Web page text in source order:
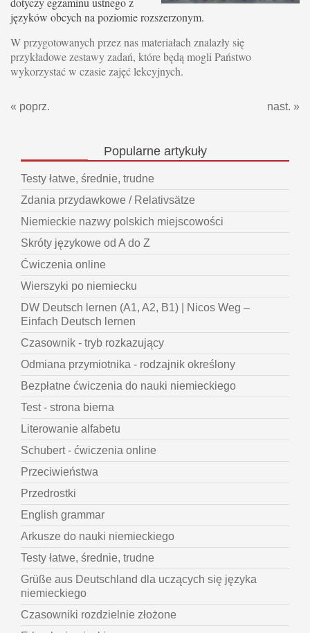
języków obcych na poziomie rozszerzonym.
W przygotowanych przez nas materiałach znalazły się
przykładowe zestawy zadań, które będą mogli Państwo
wykorzystać w czasie zajęć lekcyjnych.
« poprz. nast. »
Popularneartykuły
Testy łatwe, średnie, trudne
Zdania przydawkowe / Relativsätze
Niemieckie nazwy polskich miejscowości
Skróty językowe od A do Z
Ćwiczenia online
Wierszyki po niemiecku
DW Deutsch lernen (A1, A2, B1) | Nicos Weg –
Einfach Deutsch lernen
Czasownik - tryb rozkazujący
Odmiana przymiotnika - rodzajnik określony
Bezpłatne ćwiczenia do nauki niemieckiego
Test - strona bierna
Literowanie alfabetu
Schubert - ćwiczenia online
Przeciwieństwa
Przedrostki
English grammar
Arkusze do nauki niemieckiego
Testy łatwe, średnie, trudne
Grüße aus Deutschland dla uczących się języka
niemieckiego
Czasowniki rozdzielnie złożone